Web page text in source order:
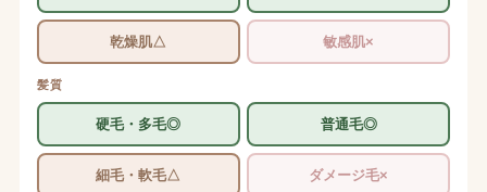
乾燥肌△ 敏感肌×
髪質
硬毛・多毛◎ 普通毛◎
細毛・軟毛△ ダメージ毛×